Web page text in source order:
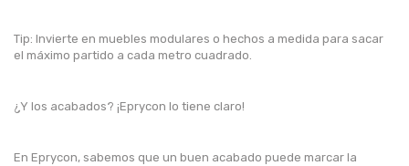
Tip: Invierte en muebles modulares o hechos a medida para sacar
el máximo partido a cada metro cuadrado.
¿Y los acabados? ¡Eprycon lo tiene claro!
En Eprycon, sabemos que un buen acabado puede marcar la